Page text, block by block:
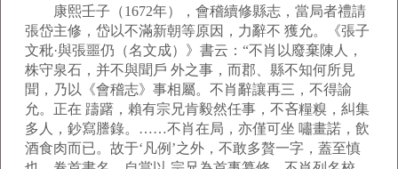
康熙壬子（1672年），會稽續修縣志，當局者禮請
張岱主修，岱以不滿新朝等原因，力辭不 獲允。《張子
文秕·與張噩仍（名文成）》書云：“不肖以廢棄陳人，
株守泉石，并不與聞戶 外之事，而郡、縣不知何所見
聞，乃以《會稽志》事相屬。不肖辭讓再三，不得諭
允。正在 躊躇，賴有宗兄肯毅然任事，不吝糧糗，糾集
多人，鈔寫謄錄。……不肖在局，亦僅可坐 嘯畫諾，飲
酒食肉而已。故于‘凡例’之外，不敢多贅一字，蓋至慎